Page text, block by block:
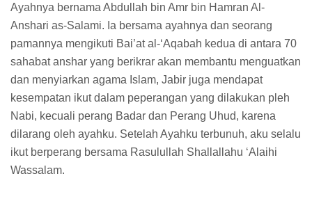
Ayahnya bernama Abdullah bin Amr bin Hamran Al-
Anshari as-Salami. Ia bersama ayahnya dan seorang
pamannya mengikuti Bai’at al-‘Aqabah kedua di antara 70
sahabat anshar yang berikrar akan membantu menguatkan
dan menyiarkan agama Islam, Jabir juga mendapat
kesempatan ikut dalam peperangan yang dilakukan pleh
Nabi, kecuali perang Badar dan Perang Uhud, karena
dilarang oleh ayahku. Setelah Ayahku terbunuh, aku selalu
ikut berperang bersama Rasulullah Shallallahu ‘Alaihi
Wassalam.